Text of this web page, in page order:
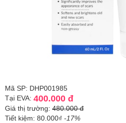
Mã SP: DHP001985
Tại EVA: 400.000 đ
Giá thị trường: 480.000 đ
Tiết kiệm: 80.000₫ -17%